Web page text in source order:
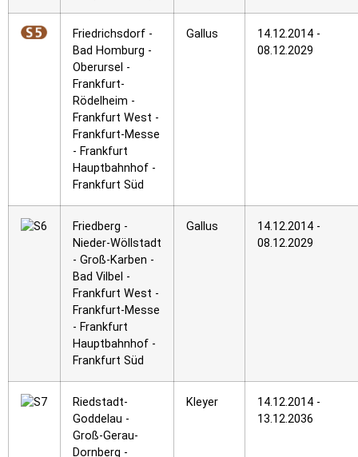
Friedrichsdorf -
Bad Homburg -
Oberursel -
Frankfurt-
Rödelheim -
Frankfurt West -
Frankfurt-Messe
- Frankfurt
Hauptbahnhof -
Frankfurt Süd
Gallus
14.12.2014 -
08.12.2029
Friedberg -
Nieder-Wöllstadt
- Groß-Karben -
Bad Vilbel -
Frankfurt West -
Frankfurt-Messe
- Frankfurt
Hauptbahnhof -
Frankfurt Süd
Gallus
14.12.2014 -
08.12.2029
Riedstadt-
Goddelau -
Groß-Gerau-
Dornberg -
Kleyer
14.12.2014 -
13.12.2036